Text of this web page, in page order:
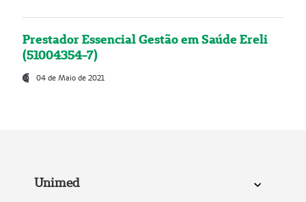
Prestador Essencial Gestão em Saúde Ereli
(51004354-7)
04 de Maio de 2021
Unimed